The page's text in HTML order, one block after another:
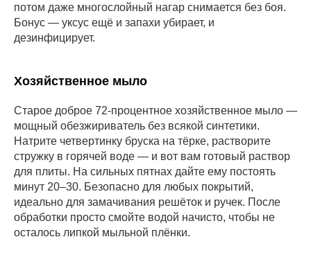
потом даже многослойный нагар снимается без боя.
Бонус — уксус ещё и запахи убирает, и
дезинфицирует.
Хозяйственное мыло
Старое доброе 72-процентное хозяйственное мыло —
мощный обезжириватель без всякой синтетики.
Натрите четвертинку бруска на тёрке, растворите
стружку в горячей воде — и вот вам готовый раствор
для плиты. На сильных пятнах дайте ему постоять
минут 20–30. Безопасно для любых покрытий,
идеально для замачивания решёток и ручек. После
обработки просто смойте водой начисто, чтобы не
осталось липкой мыльной плёнки.